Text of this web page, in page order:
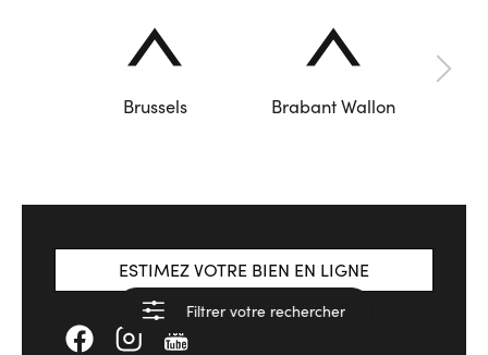
Filtrer votre rechercher
Brussels Brabant Wallon
ESTIMEZ VOTRE BIEN EN LIGNE